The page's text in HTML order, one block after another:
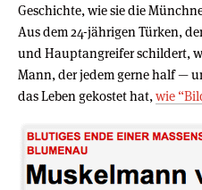
Geschichte, wie sie die
Aus dem 24-jährigen Türken,
und Hauptangreifer schildert,
Mann, der jedem gerne half —
das Leben gekostet hat, wie